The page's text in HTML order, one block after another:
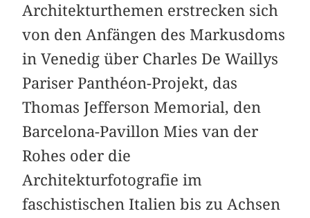
Architekturthemen erstrecken sich
von den Anfängen des Markusdoms
in Venedig über Charles De Waillys
Pariser Panthéon-Projekt, das
Thomas Jefferson Memorial, den
Barcelona-Pavillon Mies van der
Rohes oder die
Architekturfotografie im
faschistischen Italien bis zu Achsen